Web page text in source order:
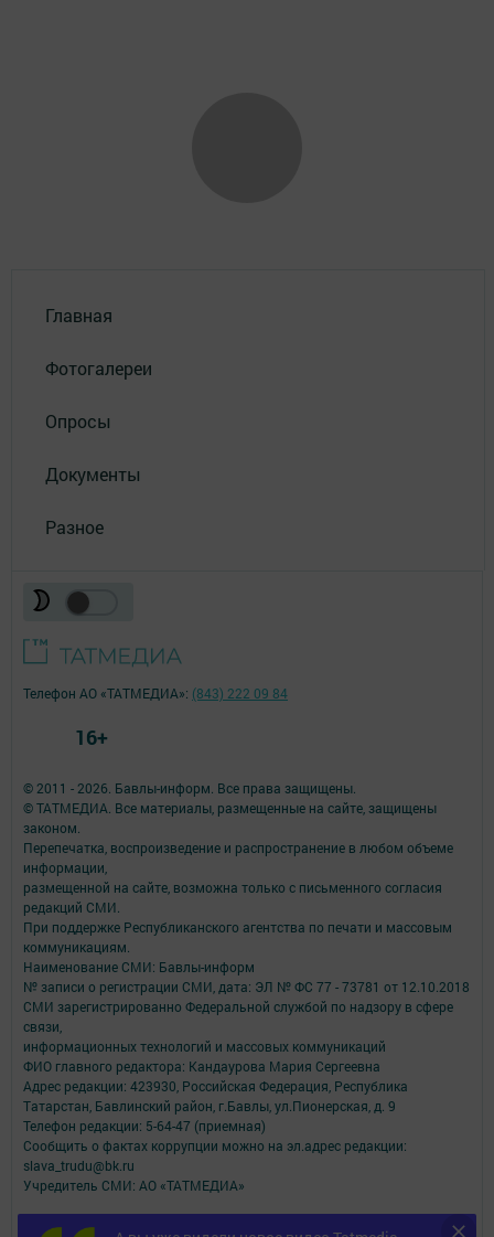
Главная
Фотогалереи
Опросы
Документы
Разное
© 2011 - 2026. Бавлы-информ. Все права защищены.
© ТАТМЕДИА. Все материалы, размещенные на сайте, защищены
законом.
Перепечатка, воспроизведение и распространение в любом объеме
информации,
размещенной на сайте, возможна только с письменного согласия
редакций СМИ.
При поддержке Республиканского агентства по печати и массовым
коммуникациям.
Наименование СМИ: Бавлы-информ
№ записи о регистрации СМИ, дата: ЭЛ № ФС 77 - 73781 от 12.10.2018
СМИ зарегистрированно Федеральной службой по надзору в сфере
связи,
информационных технологий и массовых коммуникаций
ФИО главного редактора: Кандаурова Мария Сергеевна
Адрес редакции: 423930, Российская Федерация, Республика
Татарстан, Бавлинский район, г.Бавлы, ул.Пионерская, д. 9
Телефон редакции: 5-64-47 (приемная)
Сообщить о фактах коррупции можно на эл.адрес редакции:
slava_trudu@bk.ru
Учредитель СМИ: АО «ТАТМЕДИА»
Антикоррупционная политика
Телефон АО «ТАТМЕДИА»: (843) 222 09 84
16+